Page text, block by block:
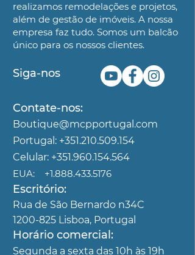
realizamos remodelações e projetos,
além de gestão de imóveis. A nossa
empresa faz tudo. Somos um balcão
único para os nossos clientes.
Siga-nos
Contate-nos:
Boutique@mcpportugal.com
Portugal: +351.210.509.154
Celular: +351.960.154.564
EUA:
+1.888.433.5176
Escritório:
Rua de São Bernardo n34C
1200-825 Lisboa, Portugal
Horário comercial:
Segunda a sexta das 10h às 19h